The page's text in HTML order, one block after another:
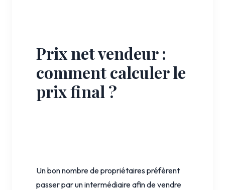
Prix net vendeur :
comment calculer le
prix final ?
Un bon nombre de propriétaires préfèrent
passer par un intermédiaire afin de vendre